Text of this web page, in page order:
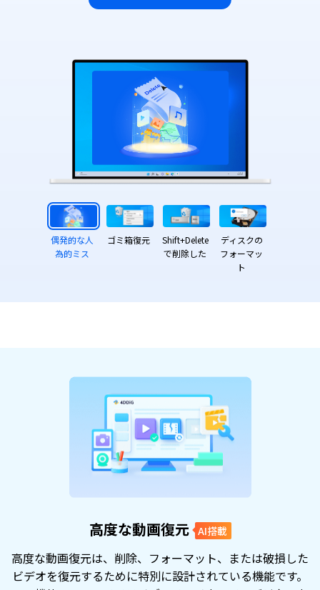
偶発的な人
為的ミス
ゴミ箱復元
Shift+Delete
で削除した
ディスクの
フォーマッ
ト
高度な動画復元 AI搭載
高度な動画復元は、削除、フォーマット、または破損した
ビデオを復元するために特別に設計されている機能です。